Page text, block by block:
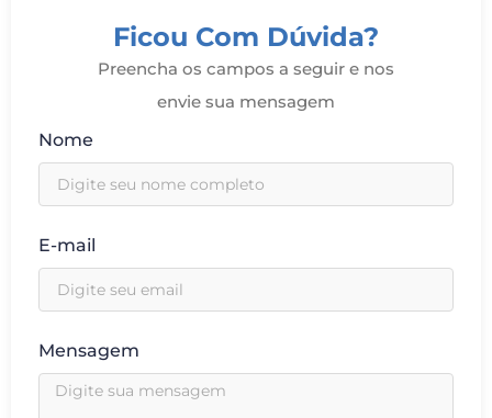
Ficou Com Dúvida?
Preencha os campos a seguir e nos
envie sua mensagem
Nome
E-mail
Mensagem